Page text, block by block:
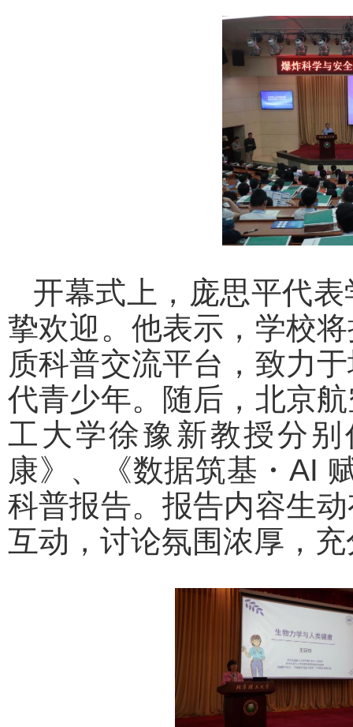
开幕式上，庞思平代
挚欢迎。他表示，学校
质科普交流平台，致力
代青少年。随后，北京
工大学徐豫新教授分
康》、《数据筑基・AI
科普报告。报告内容生
互动，讨论氛围浓厚，